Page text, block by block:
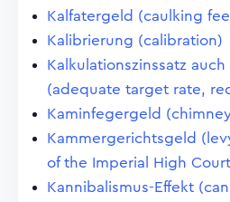
Kalfatergeld (caulking
Kalibrierung (calibration)
Kalkulationszinssatz
(adequate target rate,
Kaminfegergeld
Kammergerichtsgeld
of the Imperial High
Kannibalismus-Effekt